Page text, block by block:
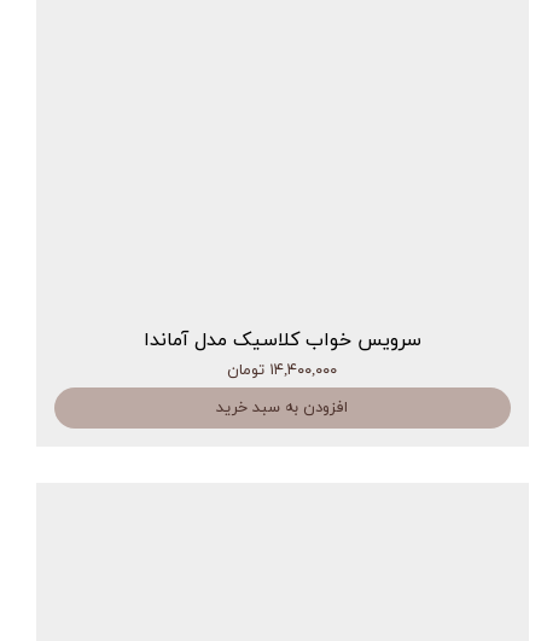
سرویس خواب کلاسیک مدل آماندا
۱۴,۴۰۰,۰۰۰ تومان
افزودن به سبد خرید